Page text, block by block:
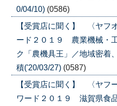
0/04/10) (0586)
【受賞店に聞く】 〈ヤフ
ード２０１９ 農業機械・
ク「農機具王」／地域密着
積('20/03/27) (0587)
【受賞店に聞く】 〈ヤフ
ワード２０１９ 滋賀県食